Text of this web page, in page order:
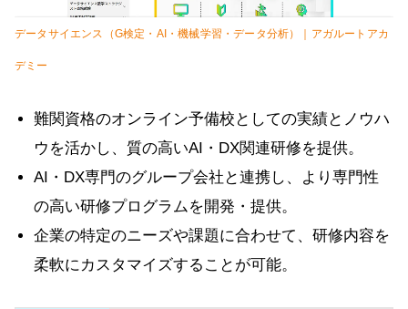
データサイエンス（G検定・AI・機械学習・データ分析）｜アガルートアカ
デミー
難関資格のオンライン予備校としての実績とノウハ
ウを活かし、質の高いAI・DX関連研修を提供。
AI・DX専門のグループ会社と連携し、より専門性
の高い研修プログラムを開発・提供。
企業の特定のニーズや課題に合わせて、研修内容を
柔軟にカスタマイズすることが可能。